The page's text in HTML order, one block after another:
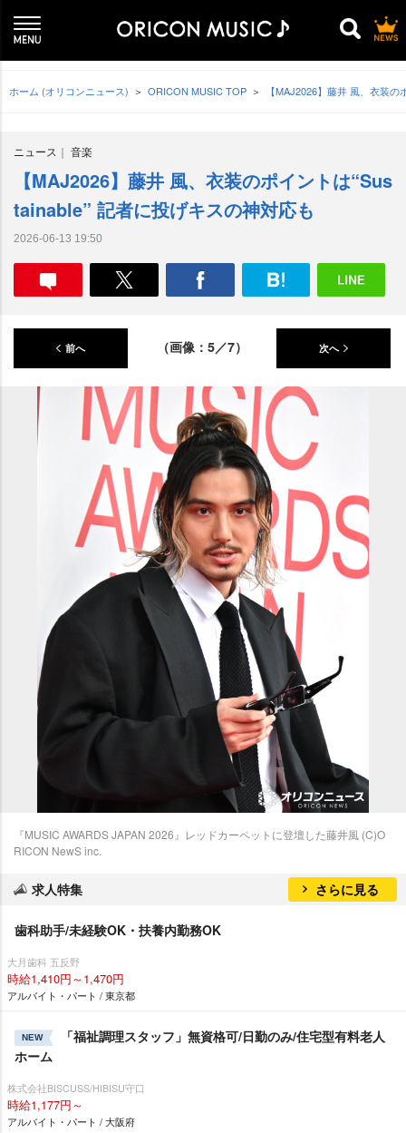
ホーム (オリコンニュース) ORICON MUSIC TOP 【MAJ2026】藤井 風、衣装
ニュース 音楽
【MAJ2026】藤井 風、衣装のポイントは“Sus
tainable” 記者に投げキスの神対応も
2026-06-13 19:50
前へ （画像：5／7） 次へ
『MUSIC AWARDS JAPAN 2026』レッドカーペットに登壇した藤井風 (C)O
RICON NewS inc.
求人特集 さらに見る
歯科助手/未経験OK・扶養内勤務OK
大月歯科 五反野
時給1,410円～1,470円
アルバイト・パート / 東京都
NEW
「福祉調理スタッフ」無資格可/日勤のみ/住宅型有料老人
ホーム
株式会社BISCUSS/HIBISU守口
時給1,177円～
アルバイト・パート / 大阪府